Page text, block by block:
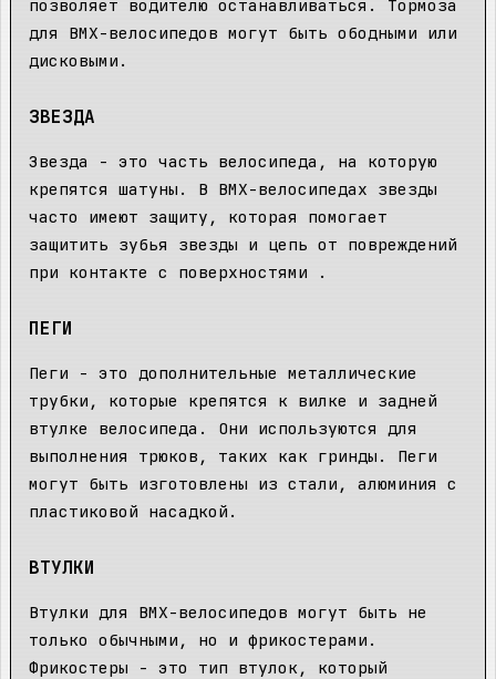
позволяет водителю останавливаться. Тормоза
для BMX-велосипедов могут быть ободными или
дисковыми.
ЗВЕЗДА
Звезда - это часть велосипеда, на которую
крепятся шатуны. В BMX-велосипедах звезды
часто имеют защиту, которая помогает
защитить зубья звезды и цепь от повреждений
при контакте с поверхностями .
ПЕГИ
Пеги - это дополнительные металлические
трубки, которые крепятся к вилке и задней
втулке велосипеда. Они используются для
выполнения трюков, таких как гринды. Пеги
могут быть изготовлены из стали, алюминия с
пластиковой насадкой.
ВТУЛКИ
Втулки для BMX-велосипедов могут быть не
только обычными, но и фрикостерами.
Фрикостеры - это тип втулок, который